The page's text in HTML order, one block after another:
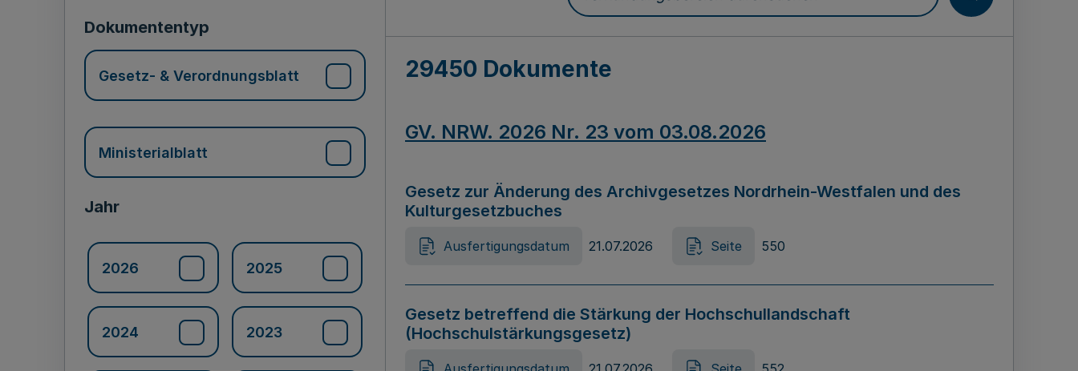
Dokumententyp
Gesetz- & Verordnungsblatt
Ministerialblatt
Jahr
2026 2025
2024 2023
Verkündungsbereich durchsuchen
29450 Dokumente
GV. NRW. 2026 Nr. 23 vom 03.08.2026
Gesetz zur Änderung des Archivgesetzes Nordrhein-Westfalen und des
Kulturgesetzbuches
Ausfertigungsdatum 21.07.2026 Seite 550
Gesetz betreffend die Stärkung der Hochschullandschaft
(Hochschulstärkungsgesetz)